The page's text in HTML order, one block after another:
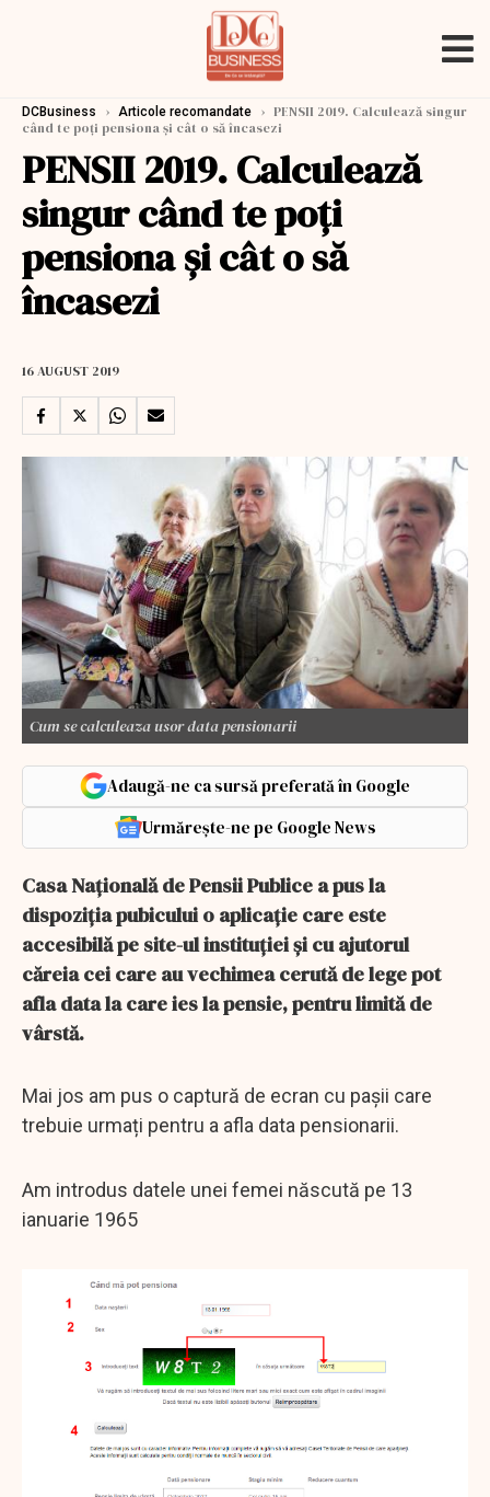
DCBusiness › Articole recomandate › PENSII 2019. Calculează singur
când te poţi pensiona şi cât o să încasezi
PENSII 2019. Calculează
singur când te poţi
pensiona şi cât o să
încasezi
16 AUGUST 2019
Cum se calculeaza usor data pensionarii
Adaugă-ne ca sursă preferată în Google
Urmărește-ne pe Google News
Casa Națională de Pensii Publice a pus la
dispoziția pubicului o aplicație care este
accesibilă pe site-ul instituției și cu ajutorul
căreia cei care au vechimea cerută de lege pot
afla data la care ies la pensie, pentru limită de
vârstă.
Mai jos am pus o captură de ecran cu pașii care
trebuie urmați pentru a afla data pensionarii.
Am introdus datele unei femei născută pe 13
ianuarie 1965